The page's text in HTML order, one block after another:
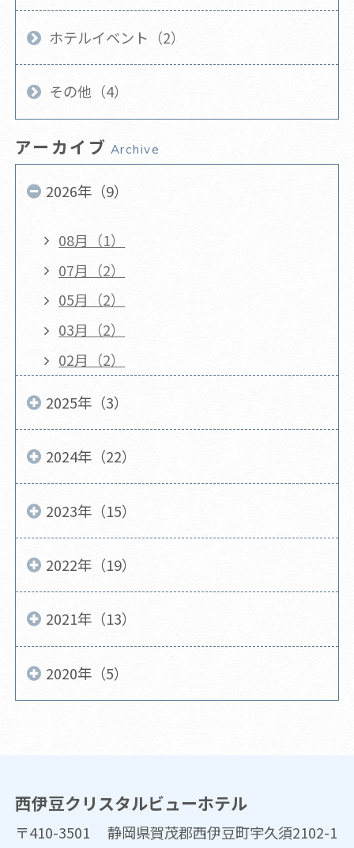
ホテルイベント（2）
その他（4）
アーカイブ Archive
2026年（9）
08月（1）
07月（2）
05月（2）
03月（2）
02月（2）
2025年（3）
2024年（22）
2023年（15）
2022年（19）
2021年（13）
2020年（5）
西伊豆クリスタルビューホテル
〒410-3501 静岡県賀茂郡西伊豆町宇久須2102-1